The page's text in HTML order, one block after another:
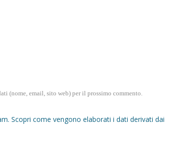
(nome, email, sito web) per il prossimo commento.
Scopri come vengono elaborati i dati derivati dai